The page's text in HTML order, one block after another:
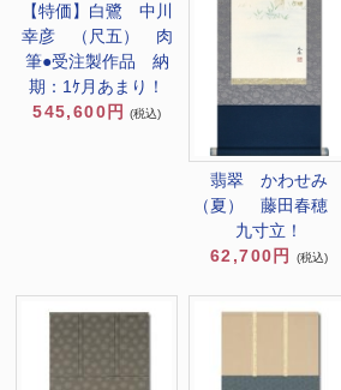
【特価】白鷺 中川
幸彦 （尺五） 肉
筆●受注製作品 納
期：1ｹ月あまり！
545,600円
(税込)
翡翠 かわせみ
（夏） 藤田春穂
九寸立！
62,700円
(税込)